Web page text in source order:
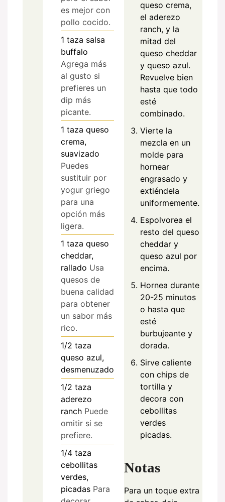
es mejor con
pollo cocido.
1 taza salsa
buffalo
Agrega más
al gusto si
prefieres un
dip más
picante.
1 taza queso
crema,
suavizado
Puedes
sustituir por
yogur griego
para una
opción más
ligera.
1 taza queso
cheddar,
rallado Usa
quesos de
buena calidad
para obtener
un sabor más
rico.
1/2 taza
queso azul,
desmenuzado
1/2 taza
aderezo
ranch Puede
omitir si se
prefiere.
1/4 taza
cebollitas
verdes,
picadas Para
queso crema,
el aderezo
ranch, y la
mitad del
queso cheddar
y queso azul.
Revuelve bien
hasta que todo
esté
combinado.
Vierte la
mezcla en un
molde para
hornear
engrasado y
extiéndela
uniformemente.
Espolvorea el
resto del queso
cheddar y
queso azul por
encima.
Hornea durante
20-25 minutos
o hasta que
esté
burbujeante y
dorada.
Sirve caliente
con chips de
tortilla y
decora con
cebollitas
verdes
picadas.
Notas
Para un toque extra